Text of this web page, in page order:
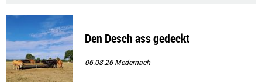
Den Desch ass gedeckt
06.08.26Medernach